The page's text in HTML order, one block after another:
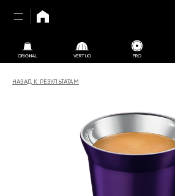
ORIGINAL VERTUO PRO
НАЗАД К РЕЗУЛЬТАТАМ